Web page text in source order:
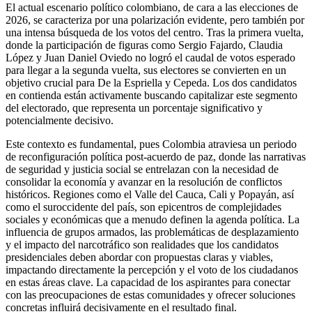
El actual escenario político colombiano, de cara a las elecciones de
2026, se caracteriza por una polarización evidente, pero también por
una intensa búsqueda de los votos del centro. Tras la primera vuelta,
donde la participación de figuras como Sergio Fajardo, Claudia
López y Juan Daniel Oviedo no logró el caudal de votos esperado
para llegar a la segunda vuelta, sus electores se convierten en un
objetivo crucial para De la Espriella y Cepeda. Los dos candidatos
en contienda están activamente buscando capitalizar este segmento
del electorado, que representa un porcentaje significativo y
potencialmente decisivo.
Este contexto es fundamental, pues Colombia atraviesa un periodo
de reconfiguración política post-acuerdo de paz, donde las narrativas
de seguridad y justicia social se entrelazan con la necesidad de
consolidar la economía y avanzar en la resolución de conflictos
históricos. Regiones como el Valle del Cauca, Cali y Popayán, así
como el suroccidente del país, son epicentros de complejidades
sociales y económicas que a menudo definen la agenda política. La
influencia de grupos armados, las problemáticas de desplazamiento
y el impacto del narcotráfico son realidades que los candidatos
presidenciales deben abordar con propuestas claras y viables,
impactando directamente la percepción y el voto de los ciudadanos
en estas áreas clave. La capacidad de los aspirantes para conectar
con las preocupaciones de estas comunidades y ofrecer soluciones
concretas influirá decisivamente en el resultado final.